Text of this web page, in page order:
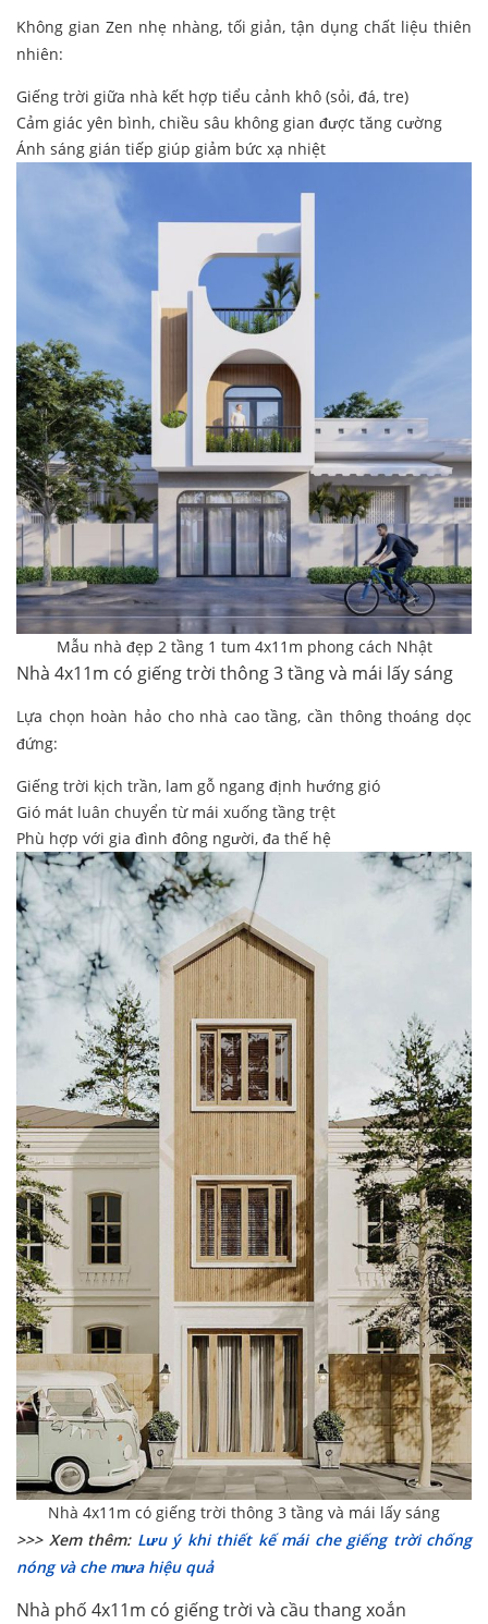
Không gian Zen nhẹ nhàng, tối giản, tận dụng chất liệu thiên
nhiên:
Giếng trời giữa nhà kết hợp tiểu cảnh khô (sỏi, đá, tre)
Cảm giác yên bình, chiều sâu không gian được tăng cường
Ánh sáng gián tiếp giúp giảm bức xạ nhiệt
Mẫu nhà đẹp 2 tầng 1 tum 4x11m phong cách Nhật
Nhà 4x11m có giếng trời thông 3 tầng và mái lấy sáng
Lựa chọn hoàn hảo cho nhà cao tầng, cần thông thoáng dọc
đứng:
Giếng trời kịch trần, lam gỗ ngang định hướng gió
Gió mát luân chuyển từ mái xuống tầng trệt
Phù hợp với gia đình đông người, đa thế hệ
Nhà 4x11m có giếng trời thông 3 tầng và mái lấy sáng
>>> Xem thêm: Lưu ý khi thiết kế mái che giếng trời chống
nóng và che mưa hiệu quả
Nhà phố 4x11m có giếng trời và cầu thang xoắn